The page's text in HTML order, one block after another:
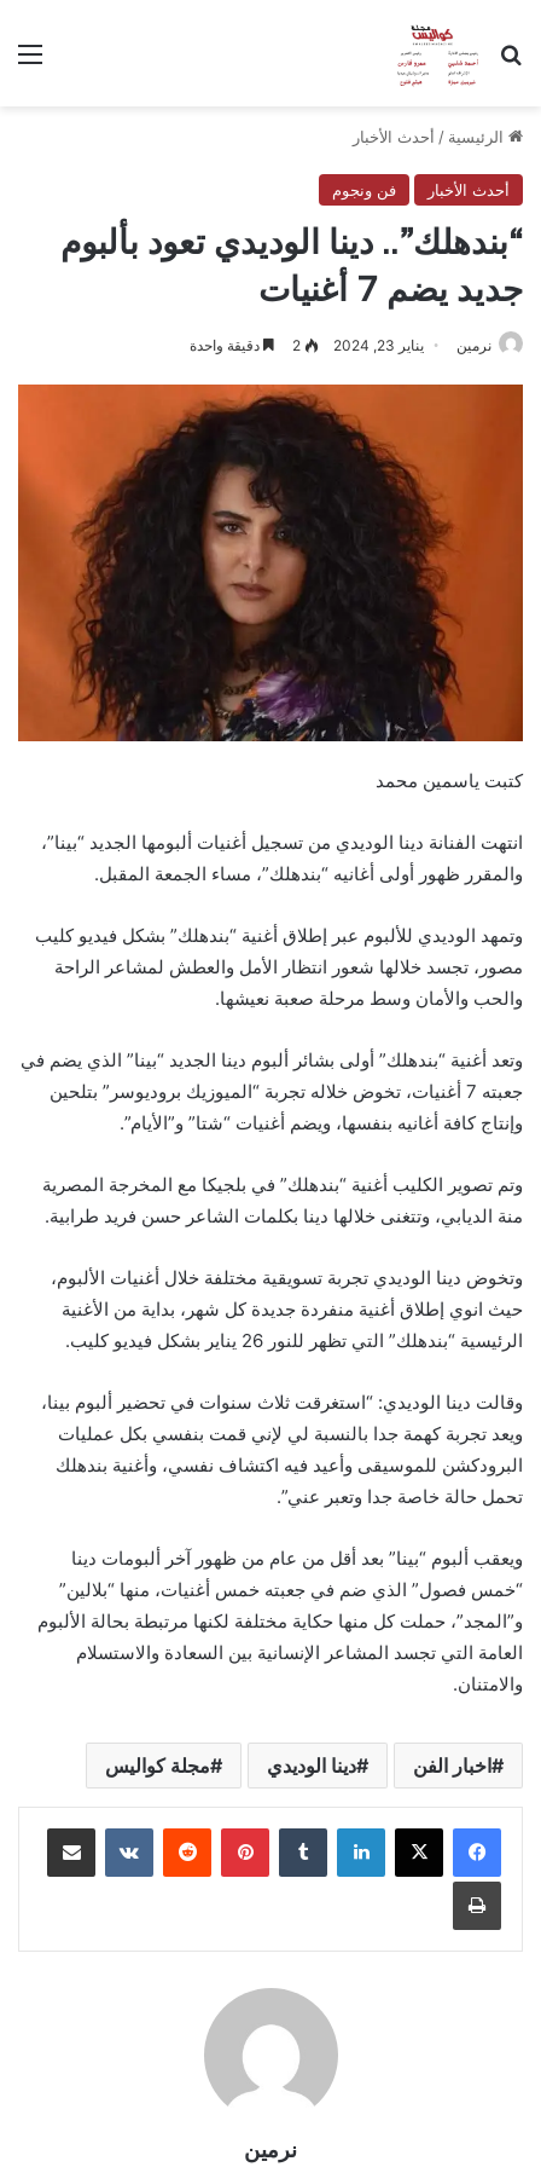
بحث عن
الرئيسية / أحدث الأخبار
أحدث الأخبار فن ونجوم
“بندهلك”.. دينا الوديدي تعود بألبوم
جديد يضم 7 أغنيات
نرمين يناير 23, 2024 2 دقيقة واحدة
كتبت ياسمين محمد
انتهت الفنانة دينا الوديدي من تسجيل أغنيات ألبومها الجديد “بينا”،
والمقرر ظهور أولى أغانيه “بندهلك”، مساء الجمعة المقبل.
وتمهد الوديدي للألبوم عبر إطلاق أغنية “بندهلك” بشكل فيديو كليب
مصور، تجسد خلالها شعور انتظار الأمل والعطش لمشاعر الراحة
والحب والأمان وسط مرحلة صعبة نعيشها.
وتعد أغنية “بندهلك” أولى بشائر ألبوم دينا الجديد “بينا” الذي يضم في
جعبته 7 أغنيات، تخوض خلاله تجربة “الميوزيك بروديوسر” بتلحين
وإنتاج كافة أغانيه بنفسها، ويضم أغنيات “شتا” و”الأيام”.
وتم تصوير الكليب أغنية “بندهلك” في بلجيكا مع المخرجة المصرية
منة الديابي، وتتغنى خلالها دينا بكلمات الشاعر حسن فريد طرابية.
وتخوض دينا الوديدي تجربة تسويقية مختلفة خلال أغنيات الألبوم،
حيث انوي إطلاق أغنية منفردة جديدة كل شهر، بداية من الأغنية
الرئيسية “بندهلك” التي تظهر للنور 26 يناير بشكل فيديو كليب.
وقالت دينا الوديدي: “استغرقت ثلاث سنوات في تحضير ألبوم بينا،
ويعد تجربة كهمة جدا بالنسبة لي لإني قمت بنفسي بكل عمليات
البرودكشن للموسيقى وأعيد فيه اكتشاف نفسي، وأغنية بندهلك
تحمل حالة خاصة جدا وتعبر عني”.
ويعقب ألبوم “بينا” بعد أقل من عام من ظهور آخر ألبومات دينا
“خمس فصول” الذي ضم في جعبته خمس أغنيات، منها “بلالين”
و”المجد”، حملت كل منها حكاية مختلفة لكنها مرتبطة بحالة الألبوم
العامة التي تجسد المشاعر الإنسانية بين السعادة والاستسلام
والامتنان.
اخبار الفن دينا الوديدي مجلة كواليس
لينكدإن بينتيريست مشاركة عبر البريد
طباعة
نرمين